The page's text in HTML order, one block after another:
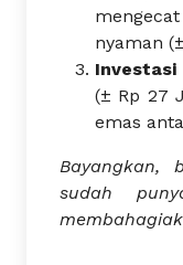
nyaman
Investasi
(± Rp 27
emas
Bayangkan,
sudah